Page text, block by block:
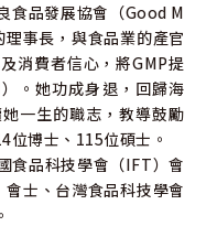
食品發展協會（Good M
事長，與食品業的產官
消費者信心，將GMP提
。她功成身退，回歸海
一生的職志，教導鼓勵
位博士、115位碩士。
食品科技學會（IFT）會
士、台灣食品科技學會